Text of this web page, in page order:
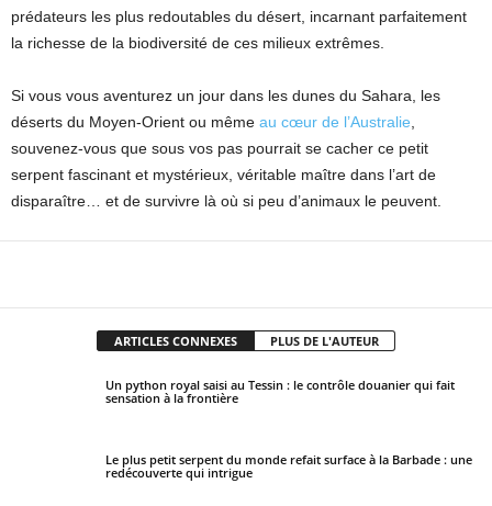
prédateurs les plus redoutables du désert, incarnant parfaitement
la richesse de la biodiversité de ces milieux extrêmes.
Si vous vous aventurez un jour dans les dunes du Sahara, les
déserts du Moyen-Orient ou même au cœur de l’Australie
souvenez-vous que sous vos pas pourrait se cacher ce petit
serpent fascinant et mystérieux, véritable maître dans l’art de
disparaître… et de survivre là où si peu d’animaux le peuvent.
ARTICLES CONNEXES PLUS DE L'AUTEUR
Un python royal saisi au Tessin : le contrôle douanier qui fait
sensation à la frontière
Le plus petit serpent du monde refait surface à la Barbade : une
redécouverte qui intrigue